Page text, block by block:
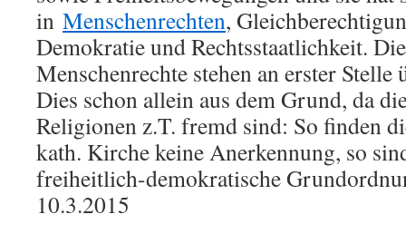
in Menschenrechten,
Demokratie und Rechtsstaatlichkeit.
Menschenrechte stehen an erster
Dies schon allein aus dem Grund, da
Religionen z.T. fremd sind: So finden
kath. Kirche keine Anerkennung, so
freiheitlich-demokratische
10.3.2015